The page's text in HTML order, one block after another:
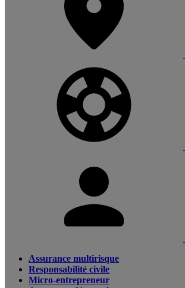
Assurance multirisque
Responsabilité civile
Micro-entrepreneur